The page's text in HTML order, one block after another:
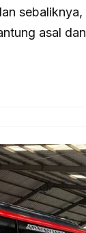
sebaliknya,
asal dan